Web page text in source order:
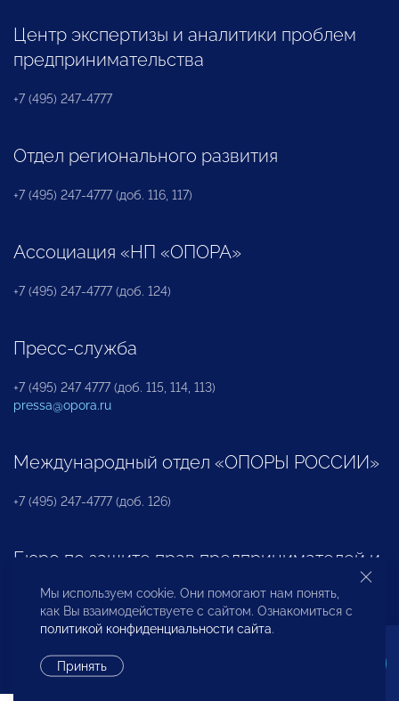
Центр экспертизы и аналитики проблем
предпринимательства
+7 (495) 247-4777
Отдел регионального развития
+7 (495) 247-4777 (доб. 116, 117)
Ассоциация «НП «ОПОРА»
+7 (495) 247-4777 (доб. 124)
Пресс-служба
+7 (495) 247 4777 (доб. 115, 114, 113)
pressa@opora.ru
Международный отдел «ОПОРЫ РОССИИ»
+7 (495) 247-4777 (доб. 126)
Бюро по защите прав предпринимателей и
инвесторов
+7 (495) 247-4777 (доб. 122)
Мы используем cookie. Они помогают нам понять,
как Вы взаимодействуете с сайтом. Ознакомиться с
политикой конфиденциальности сайта.
Принять